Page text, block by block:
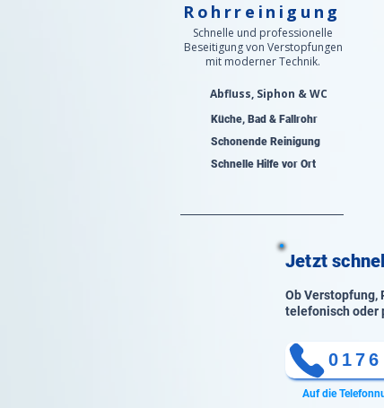
Rohrreinigung
Schnelle und professionelle
Beseitigung von Verstopfungen
mit moderner Technik.
Abfluss, Siphon & WC
Küche, Bad & Fallrohr
Schonende Reinigung
Schnelle Hilfe vor Ort
Jetzt
Ob Verstopfung,
telefonisch oder
Auf die